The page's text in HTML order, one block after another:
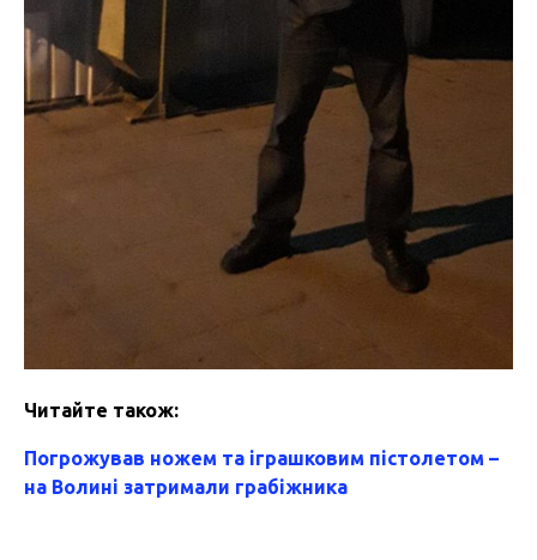
Читайте також:
Погрожував ножем та іграшковим пістолетом –
на Волині затримали грабіжника